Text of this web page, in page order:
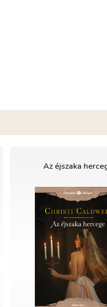
Az éjszaka